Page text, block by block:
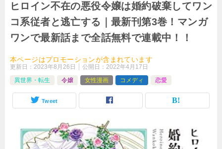
ヒロイン不在の悪役令嬢は婚約破棄してワン
コ系従者と逃亡する｜最新刊第3巻！マンガ
ワンで最新話まで全話無料で連載中！！
本ページはプロモーションが含まれています
更新日： 2023年8月26日 公開日： 2022年4月17日
異世界・転生
令嬢 女性漫画 コメディ 恋愛
Tweet